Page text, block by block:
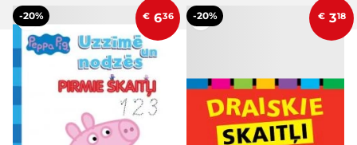
-20% € 636 -20% € 318